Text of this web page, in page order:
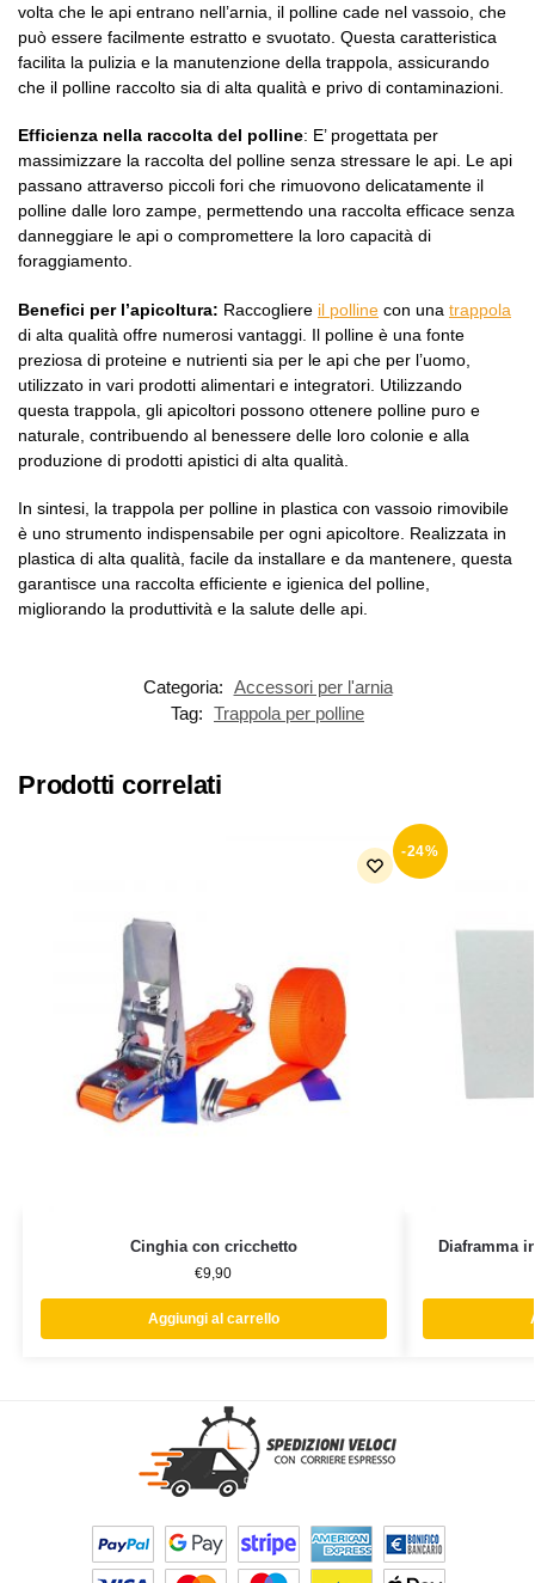
volta che le api entrano nell’arnia, il polline cade nel vassoio, che
può essere facilmente estratto e svuotato. Questa caratteristica
facilita la pulizia e la manutenzione della trappola, assicurando
che il polline raccolto sia di alta qualità e privo di contaminazioni.
Efficienza nella raccolta del polline: E’ progettata per
massimizzare la raccolta del polline senza stressare le api. Le api
passano attraverso piccoli fori che rimuovono delicatamente il
polline dalle loro zampe, permettendo una raccolta efficace senza
danneggiare le api o compromettere la loro capacità di
foraggiamento.
Benefici per l’apicoltura: Raccogliere il polline con una trappola
di alta qualità offre numerosi vantaggi. Il polline è una fonte
preziosa di proteine e nutrienti sia per le api che per l’uomo,
utilizzato in vari prodotti alimentari e integratori. Utilizzando
questa trappola, gli apicoltori possono ottenere polline puro e
naturale, contribuendo al benessere delle loro colonie e alla
produzione di prodotti apistici di alta qualità.
In sintesi, la trappola per polline in plastica con vassoio rimovibile
è uno strumento indispensabile per ogni apicoltore. Realizzata in
plastica di alta qualità, facile da installare e da mantenere, questa
garantisce una raccolta efficiente e igienica del polline,
migliorando la produttività e la salute delle api.
Categoria: Accessori per l'arnia
Tag: Trappola per polline
Prodotti correlati
Cinghia con cricchetto
€9,90
Aggiungi al carrello
-24%
Diaframma